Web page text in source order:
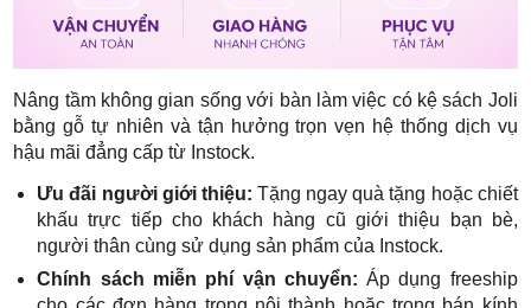
Nâng tầm không gian sống với bàn làm việc có kệ sách Joli
bằng gỗ tự nhiên và tận hưởng trọn vẹn hệ thống dịch vụ
hậu mãi đẳng cấp từ Instock.
Ưu đãi người giới thiệu: Tặng ngay quà tặng hoặc chiết
khấu trực tiếp cho khách hàng cũ giới thiệu bạn bè,
người thân cùng sử dụng sản phẩm của Instock.
Chính sách miễn phí vận chuyển:Áp dụng freeship